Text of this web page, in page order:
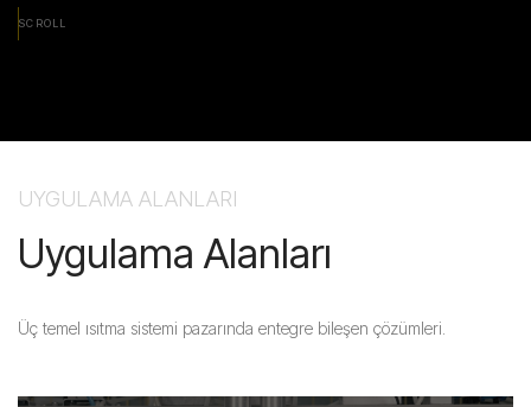
SCROLL
UYGULAMA ALANLARI
Uygulama Alanları
Üç temel ısıtma sistemi pazarında entegre bileşen çözümleri.